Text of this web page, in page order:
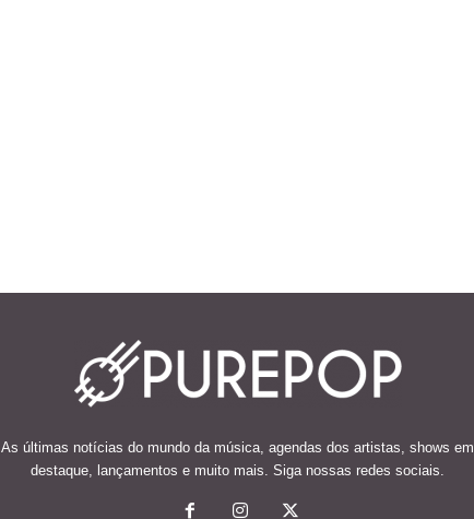
As últimas notícias do mundo da música, agendas dos artistas, shows em
destaque, lançamentos e muito mais. Siga nossas redes sociais.